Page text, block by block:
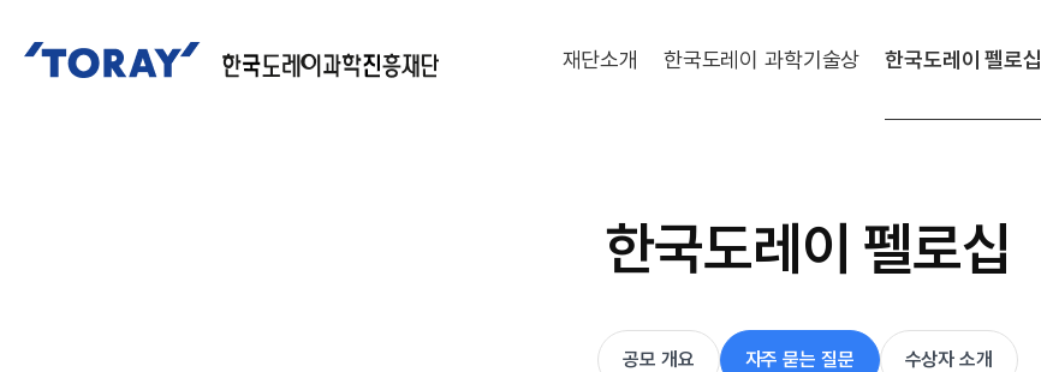
재단소개 한국도레이 과학기술상 한국도레이 펠로십
한국도레이 펠로십
공모 개요 자주 묻는 질문 수상자 소개